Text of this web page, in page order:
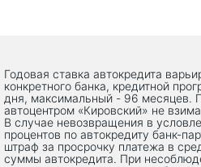
Годовая ставка автокредита
конкретного банка, кредитной
дня, максимальный - 96 месяцев.
автоцентром «Кировский» не
В случае невозвращения в
процентов по автокредиту банк-
штраф за просрочку платежа в
суммы автокредита. При